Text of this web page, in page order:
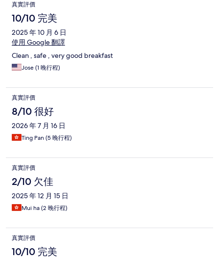
真實評價
10/10 完美
2025 年 10 月 6 日
使用 Google 翻譯
Clean , safe , very good breakfast
Jose (1 晚行程)
真實評價
8/10 很好
2026 年 7 月 16 日
Ting Pan (5 晚行程)
真實評價
2/10 欠佳
2025 年 12 月 15 日
Mui ha (2 晚行程)
真實評價
10/10 完美